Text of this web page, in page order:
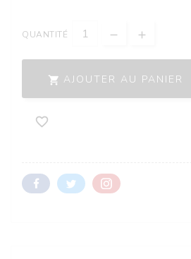
QUANTITÉ
 AJOUTER AU PANIER
